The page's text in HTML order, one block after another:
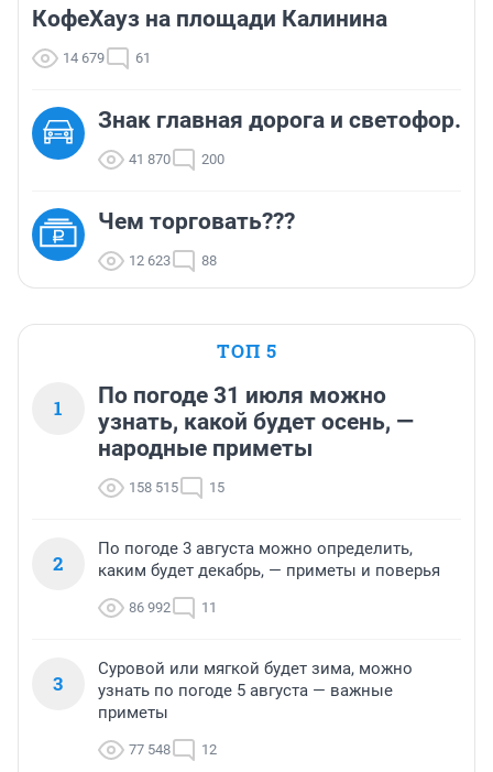
КофеХауз на площади Калинина
14 679 61
Знак главная дорога и светофор.
41 870 200
Чем торговать???
12 623 88
ТОП 5
1
По погоде 31 июля можно
узнать, какой будет осень, —
народные приметы
158 515 15
2
По погоде 3 августа можно определить,
каким будет декабрь, — приметы и поверья
86 992 11
3
Суровой или мягкой будет зима, можно
узнать по погоде 5 августа — важные
приметы
77 548 12